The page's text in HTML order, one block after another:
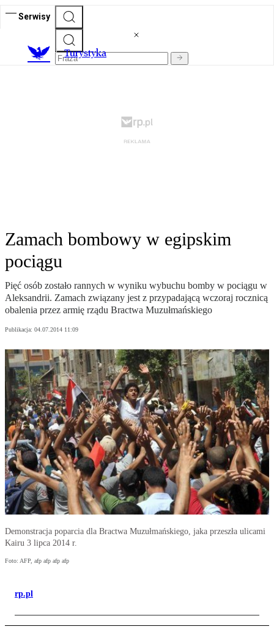
Serwisy
Turystyka
Zamach bombowy w egipskim
pociągu
Pięć osób zostało rannych w wyniku wybuchu bomby w pociągu w
Aleksandrii. Zamach związany jest z przypadającą wczoraj rocznicą
obalenia przez armię rządu Bractwa Muzułmańskiego
Publikacja: 04.07.2014 11:09
Demonstracja poparcia dla Bractwa Muzułmańskiego, jaka przeszła ulicami
Kairu 3 lipca 2014 r.
Foto: AFP, afp afp afp afp
rp.pl